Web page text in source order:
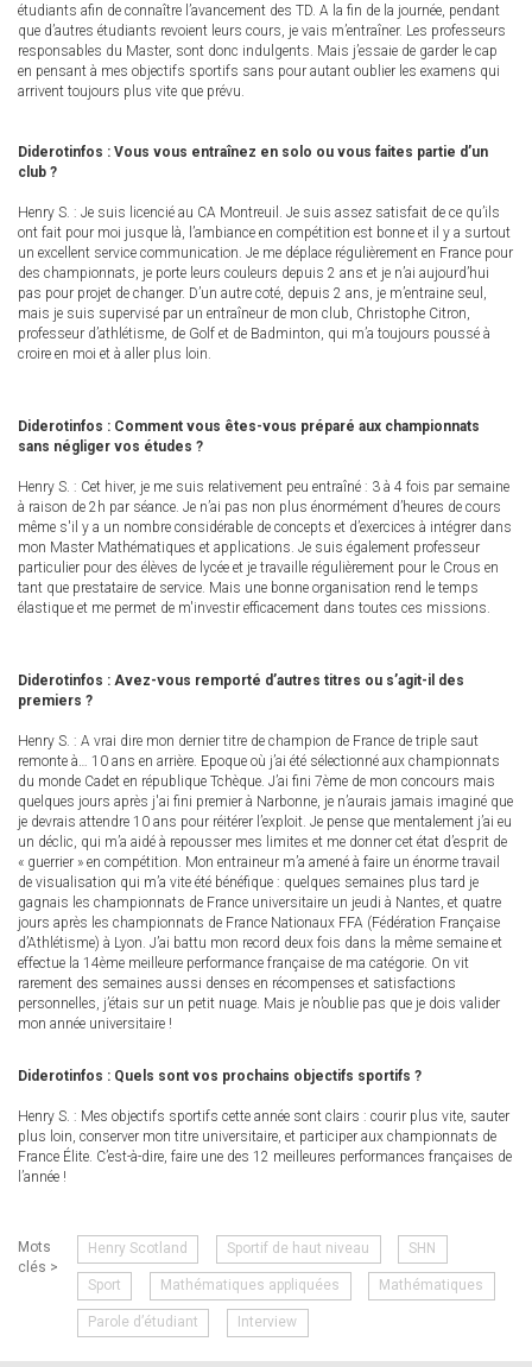
étudiants afin de connaître l’avancement des TD. A la fin de la journée, pendant
que d’autres étudiants revoient leurs cours, je vais m’entraîner. Les professeurs
responsables du Master, sont donc indulgents. Mais j’essaie de garder le cap
en pensant à mes objectifs sportifs sans pour autant oublier les examens qui
arrivent toujours plus vite que prévu.
Diderotinfos : Vous vous entraînez en solo ou vous faites partie d’un
club ?
Henry S. : Je suis licencié au CA Montreuil. Je suis assez satisfait de ce qu’ils
ont fait pour moi jusque là, l’ambiance en compétition est bonne et il y a surtout
un excellent service communication. Je me déplace régulièrement en France pour
des championnats, je porte leurs couleurs depuis 2 ans et je n’ai aujourd’hui
pas pour projet de changer. D’un autre coté, depuis 2 ans, je m’entraine seul,
mais je suis supervisé par un entraîneur de mon club, Christophe Citron,
professeur d’athlétisme, de Golf et de Badminton, qui m’a toujours poussé à
croire en moi et à aller plus loin.
Diderotinfos : Comment vous êtes-vous préparé aux championnats
sans négliger vos études ?
Henry S. : Cet hiver, je me suis relativement peu entraîné : 3 à 4 fois par semaine
à raison de 2h par séance. Je n’ai pas non plus énormément d’heures de cours
même s'il y a un nombre considérable de concepts et d’exercices à intégrer dans
mon Master Mathématiques et applications. Je suis également professeur
particulier pour des élèves de lycée et je travaille régulièrement pour le Crous en
tant que prestataire de service. Mais une bonne organisation rend le temps
élastique et me permet de m'investir efficacement dans toutes ces missions.
Diderotinfos : Avez-vous remporté d’autres titres ou s’agit-il des
premiers ?
Henry S. : A vrai dire mon dernier titre de champion de France de triple saut
remonte à… 10 ans en arrière. Epoque où j’ai été sélectionné aux championnats
du monde Cadet en république Tchèque. J’ai fini 7ème de mon concours mais
quelques jours après j'ai fini premier à Narbonne, je n’aurais jamais imaginé que
je devrais attendre 10 ans pour réitérer l’exploit. Je pense que mentalement j’ai eu
un déclic, qui m’a aidé à repousser mes limites et me donner cet état d’esprit de
« guerrier » en compétition. Mon entraineur m’a amené à faire un énorme travail
de visualisation qui m’a vite été bénéfique : quelques semaines plus tard je
gagnais les championnats de France universitaire un jeudi à Nantes, et quatre
jours après les championnats de France Nationaux FFA (Fédération Française
d’Athlétisme) à Lyon. J’ai battu mon record deux fois dans la même semaine et
effectue la 14ème meilleure performance française de ma catégorie. On vit
rarement des semaines aussi denses en récompenses et satisfactions
personnelles, j’étais sur un petit nuage. Mais je n’oublie pas que je dois valider
mon année universitaire !
Diderotinfos : Quels sont vos prochains objectifs sportifs ?
Henry S. : Mes objectifs sportifs cette année sont clairs : courir plus vite, sauter
plus loin, conserver mon titre universitaire, et participer aux championnats de
France Élite. C’est-à-dire, faire une des 12 meilleures performances françaises de
l’année !
Mots
clés >
Henry Scotland Sportif de haut niveau SHN
Sport Mathématiques appliquées Mathématiques
Parole d’étudiant Interview